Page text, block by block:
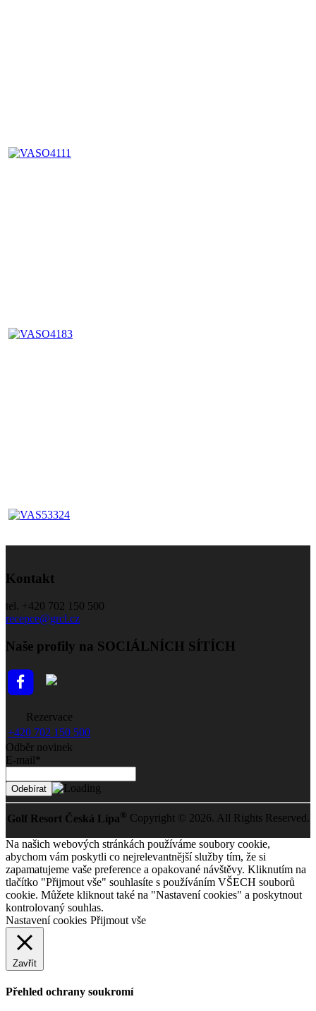
Kontakt
tel. +420 702 150 500
recepce@grcl.cz
Naše profily na SOCIÁLNÍCH SÍTÍCH
Rezervace
+420 702 150 500
Odběr novinek
E-mail*
Golf Resort Česká Lípa ® Copyright © 2026. All Rights Reserved.
Na našich webových stránkách používáme soubory cookie,
abychom vám poskytli co nejrelevantnější služby tím, že si
zapamatujeme vaše preference a opakované návštěvy. Kliknutím na
tlačítko "Přijmout vše" souhlasíte s používáním VŠECH souborů
cookie. Můžete kliknout také na "Nastavení cookies" a poskytnout
kontrolovaný souhlas.
Nastavení cookies Přijmout vše
Zavřít
Přehled ochrany soukromí